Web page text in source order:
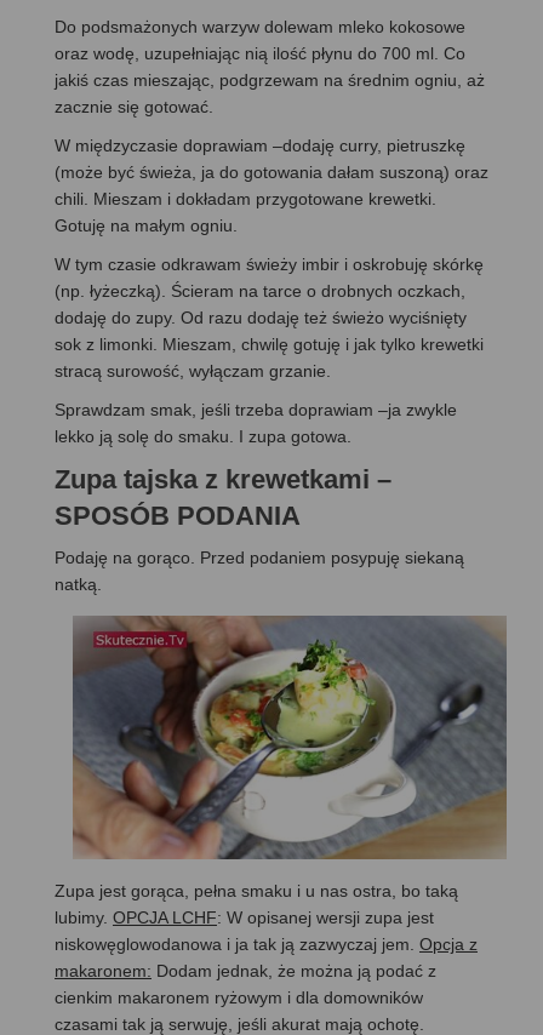
Do podsmażonych warzyw dolewam mleko kokosowe
oraz wodę, uzupełniając nią ilość płynu do 700 ml. Co
jakiś czas mieszając, podgrzewam na średnim ogniu, aż
zacznie się gotować.
W międzyczasie doprawiam –dodaję curry, pietruszkę
(może być świeża, ja do gotowania dałam suszoną) oraz
chili. Mieszam i dokładam przygotowane krewetki.
Gotuję na małym ogniu.
W tym czasie odkrawam świeży imbir i oskrobuję skórkę
(np. łyżeczką). Ścieram na tarce o drobnych oczkach,
dodaję do zupy. Od razu dodaję też świeżo wyciśnięty
sok z limonki. Mieszam, chwilę gotuję i jak tylko krewetki
stracą surowość, wyłączam grzanie.
Sprawdzam smak, jeśli trzeba doprawiam –ja zwykle
lekko ją solę do smaku. I zupa gotowa.
Zupa tajska z krewetkami –
SPOSÓB PODANIA
Podaję na gorąco. Przed podaniem posypuję siekaną
natką.
Zupa jest gorąca, pełna smaku i u nas ostra, bo taką
lubimy. OPCJA LCHF: W opisanej wersji zupa jest
niskowęglowodanowa i ja tak ją zazwyczaj jem. Opcja z
makaronem: Dodam jednak, że można ją podać z
cienkim makaronem ryżowym i dla domowników
czasami tak ją serwuję, jeśli akurat mają ochotę.